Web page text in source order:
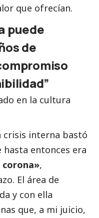
que ofrecían.
puede
de
en la cultura
crisis interna bastó
entonces era
corona»,
El área de
y con ella
que, a mi juicio,